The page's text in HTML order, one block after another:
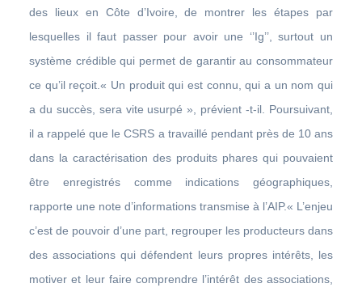
des lieux en Côte d’Ivoire, de montrer les étapes par
lesquelles il faut passer pour avoir une ‘’Ig’’, surtout un
système crédible qui permet de garantir au consommateur
ce qu’il reçoit.« Un produit qui est connu, qui a un nom qui
a du succès, sera vite usurpé », prévient -t-il. Poursuivant,
il a rappelé que le CSRS a travaillé pendant près de 10 ans
dans la caractérisation des produits phares qui pouvaient
être enregistrés comme indications géographiques,
rapporte une note d’informations transmise à l’AIP.« L’enjeu
c’est de pouvoir d’une part, regrouper les producteurs dans
des associations qui défendent leurs propres intérêts, les
motiver et leur faire comprendre l’intérêt des associations,